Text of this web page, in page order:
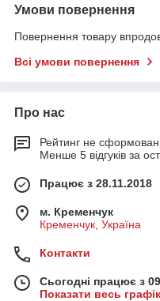
Умови повернення
Повернення товару
Всі умови повернення
Про нас
Рейтинг не
Менше 5 відгуків за
Працює з 28.11.2018
м. Кременчук
Кременчук, Україна
Контакти
Сьогодні працює з
Показати весь